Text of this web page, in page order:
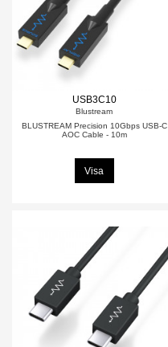
USB3C10
Blustream
BLUSTREAM Precision 10Gbps USB-C
AOC Cable - 10m
Visa